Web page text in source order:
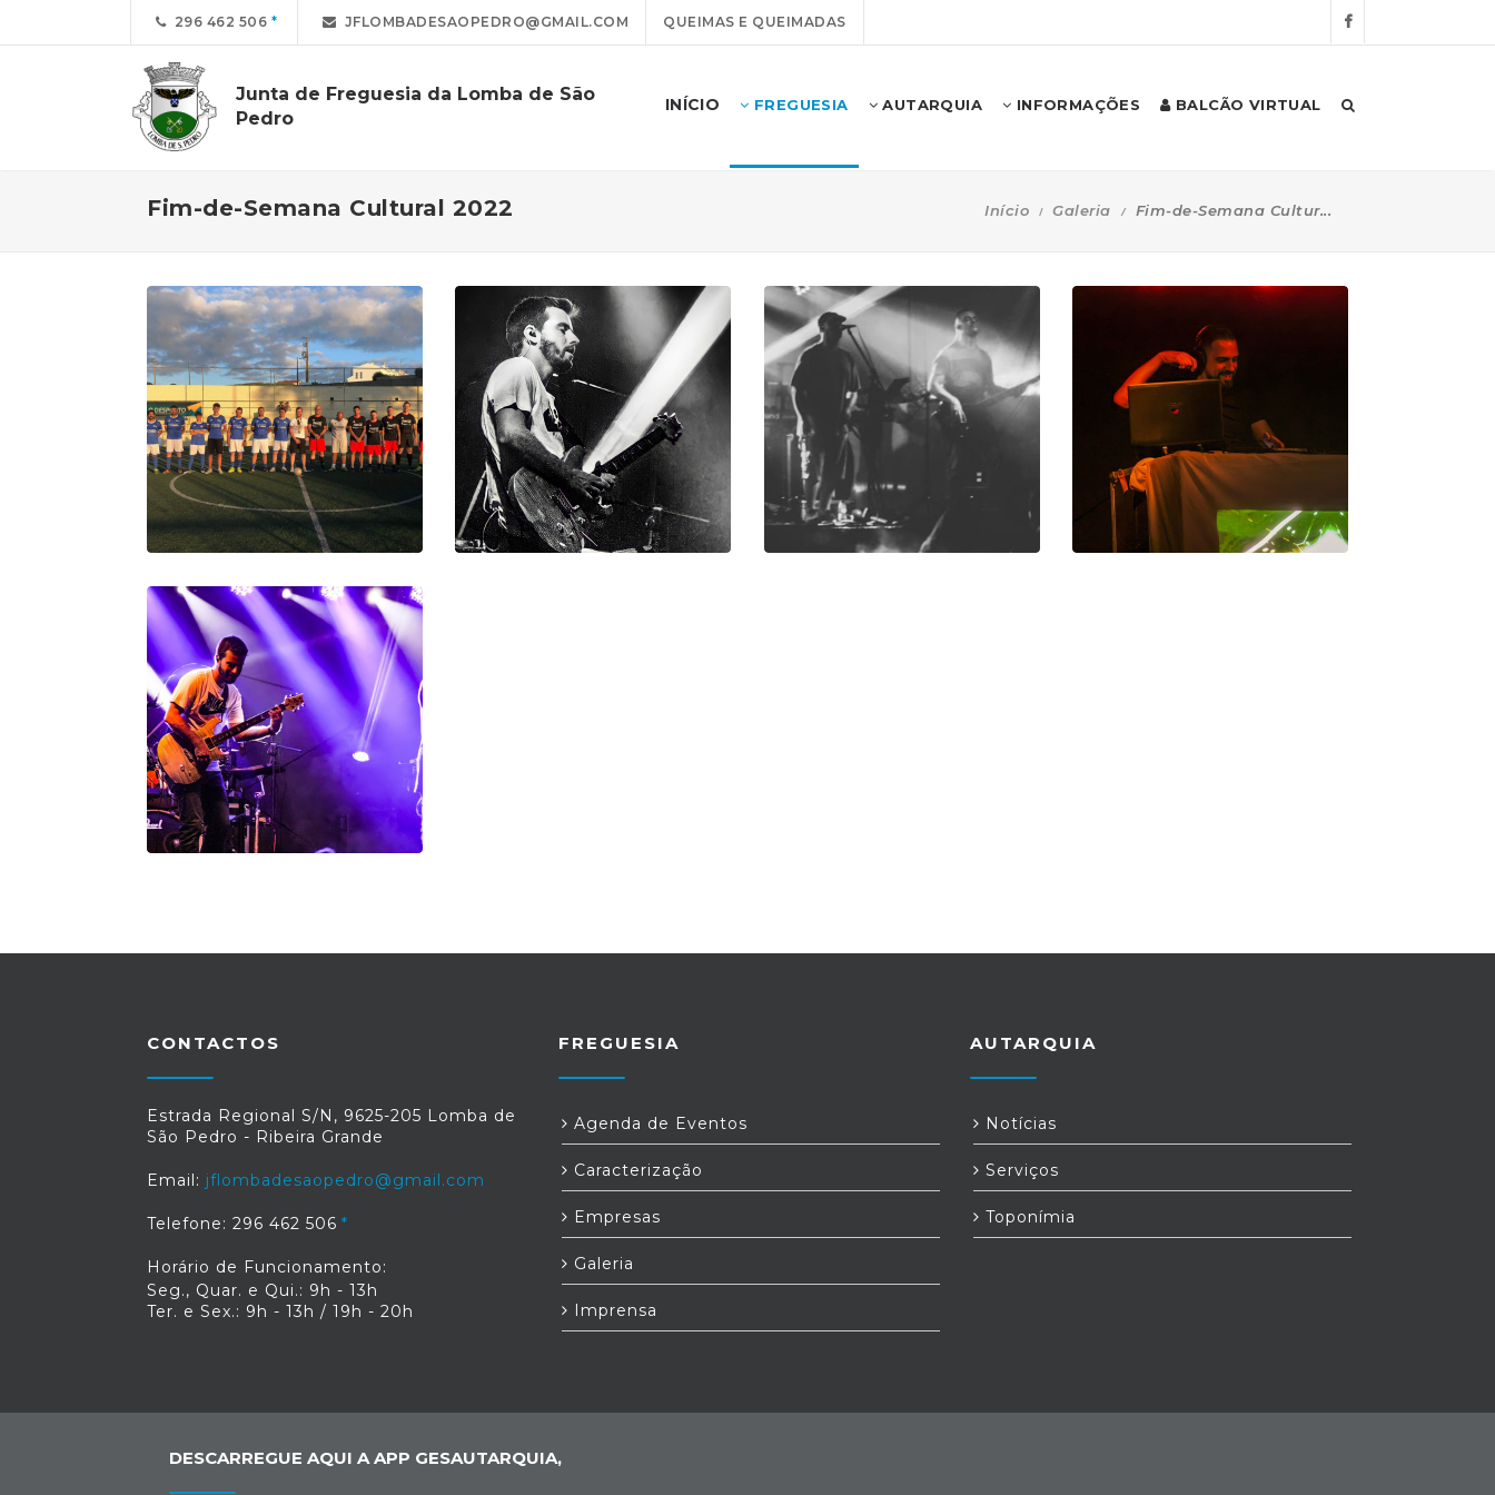
296 462 506 JFLOMBADESAOPEDRO@GMAIL.COM QUEIMAS E QUEIMADAS
Junta de Freguesia da Lomba de São
Pedro
INÍCIO FREGUESIA AUTARQUIA INFORMAÇÕES BALCÃO VIRTUAL
Fim-de-Semana Cultural 2022 Início Galeria Fim-de-Semana Cultur...
CONTACTOS
Estrada Regional S/N, 9625-205 Lomba de
São Pedro - Ribeira Grande
Email: jflombadesaopedro@gmail.com
Telefone: 296 462 506
Horário de Funcionamento:
Seg., Quar. e Qui.: 9h - 13h
Ter. e Sex.: 9h - 13h / 19h - 20h
FREGUESIA
Agenda de Eventos
Caracterização
Empresas
Galeria
Imprensa
AUTARQUIA
Notícias
Serviços
Toponímia
DESCARREGUE AQUI A APP GESAUTARQUIA,